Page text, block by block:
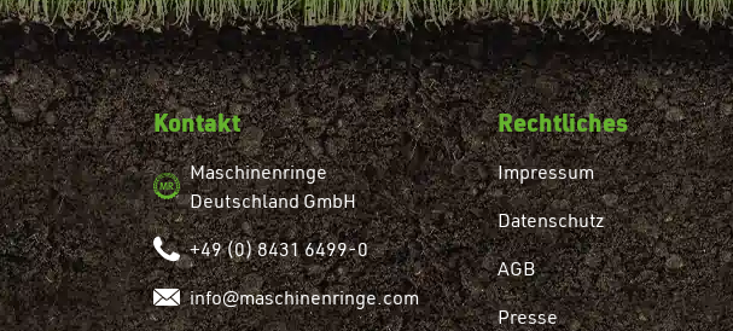
Kontakt
Maschinenringe
Deutschland GmbH
+49 (0) 8431 6499-0
info@maschinenringe.com
Rechtliches
Impressum
Datenschutz
AGB
Presse